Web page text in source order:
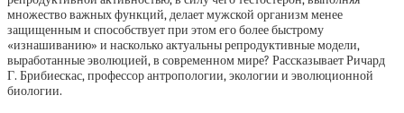
множество важных функций, делает мужской организм менее
защищенным и способствует при этом его более быстрому
«изнашиванию» и насколько актуальны репродуктивные модели,
выработанные эволюцией, в современном мире? Рассказывает Ричард
Г. Брибиескас, профессор антропологии, экологии и эволюционной
биологии.